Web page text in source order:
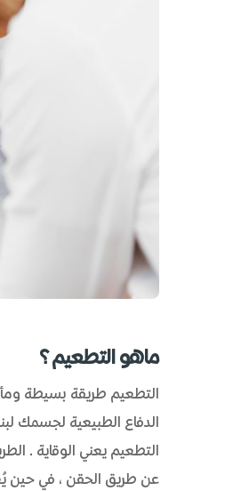
ماهو التطعيم؟
التطعيم طريقة بسيطة
الدفاع الطبيعية لجسمك
التطعيم يعني الوقاية.
عن طريق الحقن، في حين